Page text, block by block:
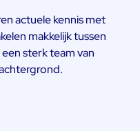
actuele kennis met
makkelijk tussen
sterk team van